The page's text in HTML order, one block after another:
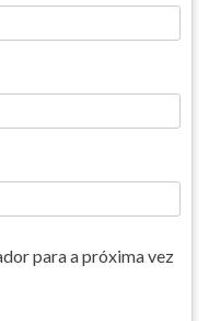
para a próxima vez